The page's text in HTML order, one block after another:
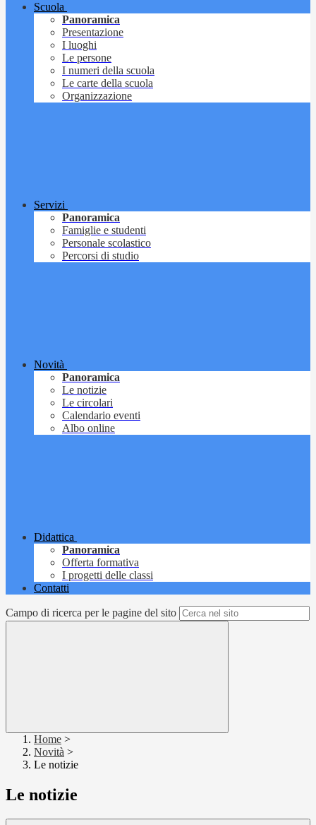
Scuola
Panoramica
Presentazione
I luoghi
Le persone
I numeri della scuola
Le carte della scuola
Organizzazione
Servizi
Panoramica
Famiglie e studenti
Personale scolastico
Percorsi di studio
Novità
Panoramica
Le notizie
Le circolari
Calendario eventi
Albo online
Didattica
Panoramica
Offerta formativa
I progetti delle classi
Contatti
Campo di ricerca per le pagine del sito
Home >
Novità >
Le notizie
Le notizie